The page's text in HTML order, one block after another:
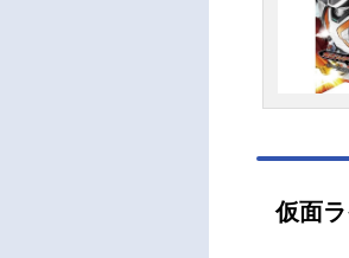
仮面